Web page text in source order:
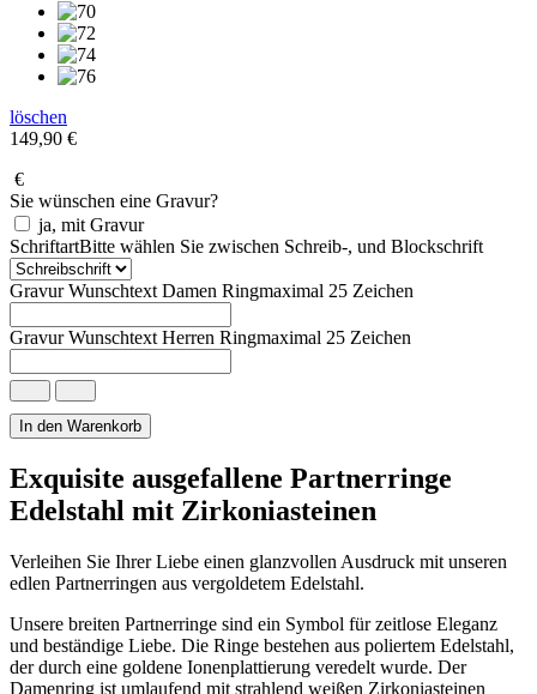
löschen
149,90 €
€
Sie wünschen eine Gravur?
ja, mit Gravur
SchriftartBitte wählen Sie zwischen Schreib-, und Blockschrift
Gravur Wunschtext Damen Ringmaximal 25 Zeichen
Gravur Wunschtext Herren Ringmaximal 25 Zeichen
Breite
Ausgefallene
Partnerringe
vergoldet
Menge
In den Warenkorb
Exquisite ausgefallene Partnerringe
Edelstahl mit Zirkoniasteinen
Verleihen Sie Ihrer Liebe einen glanzvollen Ausdruck mit unseren
edlen Partnerringen aus vergoldetem Edelstahl.
Unsere breiten Partnerringe sind ein Symbol für zeitlose Eleganz
und beständige Liebe. Die Ringe bestehen aus poliertem Edelstahl,
der durch eine goldene Ionenplattierung veredelt wurde. Der
Damenring ist umlaufend mit strahlend weißen Zirkoniasteinen